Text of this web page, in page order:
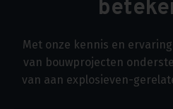
Met onze kennis en
van bouwprojecten
van aan explosieven-